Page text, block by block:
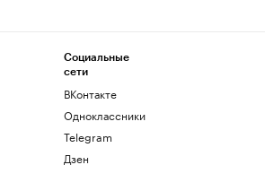
Социальные
сети
ВКонтакте
Одноклассники
Telegram
Дзен